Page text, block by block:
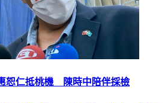
恕仁抵桃機 陳時中陪伴採檢